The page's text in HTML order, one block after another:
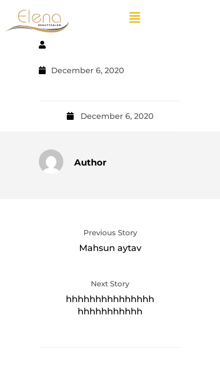
December 6, 2020
December 6, 2020
Author
Previous Story
Mahsun aytav
Next Story
hhhhhhhhhhhhhhh
hhhhhhhhhhh